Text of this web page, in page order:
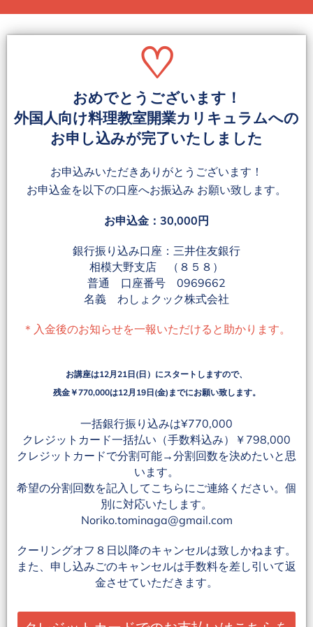
♡
おめでとうございます！
外国人向け料理教室開業カリキュラムへの
お申し込みが完了いたしました
お申込みいただきありがとうございます！
お申込金を以下の口座へお振込み お願い致します。
お申込金：30,000円
銀行振り込み口座：三井住友銀行
相模大野支店 （８５８）
普通 口座番号 0969662
名義 わしょクック株式会社
＊入金後のお知らせを一報いただけると助かります。
お講座は12月21日(日）にスタートしますので、
残金￥770,000は12月19日(金)までにお願い致します。
一括銀行振り込みは¥770,000
クレジットカード一括払い（手数料込み）￥798,000
クレジットカードで分割可能→分割回数を決めたいと思
います。
希望の分割回数を記入してこちらにご連絡ください。個
別に対応いたします。
Noriko.tominaga@gmail.com
クーリングオフ８日以降のキャンセルは致しかねます。
また、申し込みごのキャンセルは手数料を差し引いて返
金させていただきます。